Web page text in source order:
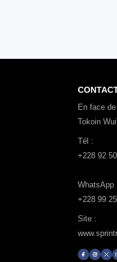
En face
Tokoin
Tél :
+228 92
WhatsApp
+228 99
Site :